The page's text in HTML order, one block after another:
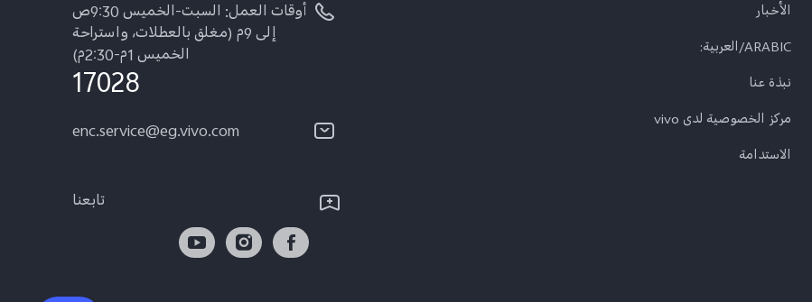
الأخبار
ARABIC/العربية:
نبذة عنا
مركز الخصوصية لدى vivo
الاستدامة
أوقات العمل: السبت-الخميس 9:30ص
إلى 9م (مغلق بالعطلات، واستراحة
الخميس 1م-2:30م)
17028
enc.service@eg.vivo.com
تابعنا